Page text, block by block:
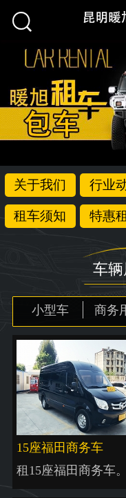

关于我们 行业
租车须知 特惠
车
小型车 商务
15座福田商务车
租15座福田商务车。